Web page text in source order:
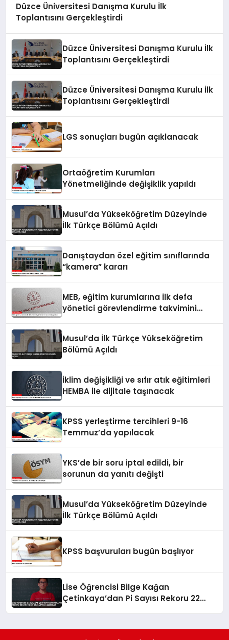
Düzce Üniversitesi Danışma Kurulu İlk
Toplantısını Gerçekleştirdi
Düzce Üniversitesi Danışma Kurulu İlk
Toplantısını Gerçekleştirdi
Düzce Üniversitesi Danışma Kurulu İlk
Toplantısını Gerçekleştirdi
LGS sonuçları bugün açıklanacak
Ortaöğretim Kurumları
Yönetmeliğinde değişiklik yapıldı
Musul’da Yükseköğretim Düzeyinde
İlk Türkçe Bölümü Açıldı
Danıştaydan özel eğitim sınıflarında
“kamera” kararı
MEB, eğitim kurumlarına ilk defa
yönetici görevlendirme takvimini
Musul’da İlk Türkçe Yükseköğretim
Bölümü Açıldı
İklim değişikliği ve sıfır atık eğitimleri
HEMBA ile dijitale taşınacak
KPSS yerleştirme tercihleri 9-16
Temmuz’da yapılacak
YKS’de bir soru iptal edildi, bir
sorunun da yanıtı değişti
Musul’da Yükseköğretim Düzeyinde
İlk Türkçe Bölümü Açıldı
KPSS başvuruları bugün başlıyor
Lise Öğrencisi Bilge Kağan
Çetinkaya’dan Pi Sayısı Rekoru 22